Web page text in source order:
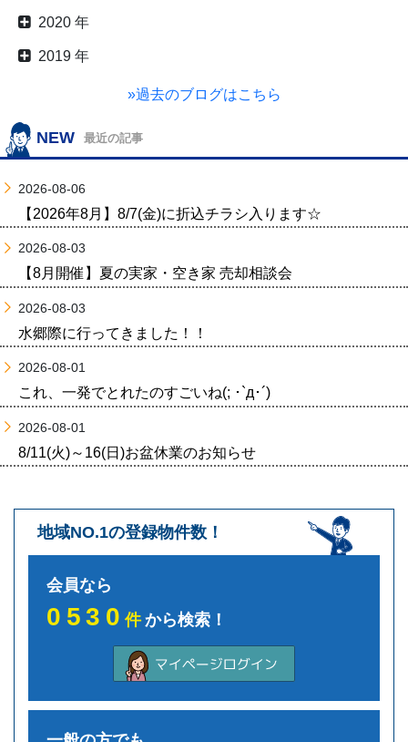
2020 年
2019 年
»過去のブログはこちら
NEW 最近の記事
2026-08-06
【2026年8月】8/7(金)に折込チラシ入ります☆
2026-08-03
【8月開催】夏の実家・空き家 売却相談会
2026-08-03
水郷際に行ってきました！！
2026-08-01
これ、一発でとれたのすごいね(; ･`д･´)
2026-08-01
8/11(火)～16(日)お盆休業のお知らせ
地域NO.1の登録物件数！
会員なら
0530件から検索！